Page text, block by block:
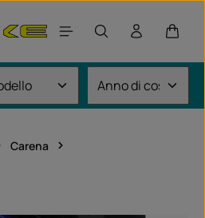
Il
Carena